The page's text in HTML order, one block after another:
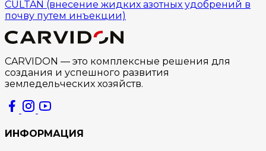
CULTAN (внесение жидких азотных удобрений в
почву путем инъекции)
CARVIDON — это комплексные решения для
создания и успешного развития
земледельческих хозяйств.
ИНФОРМАЦИЯ